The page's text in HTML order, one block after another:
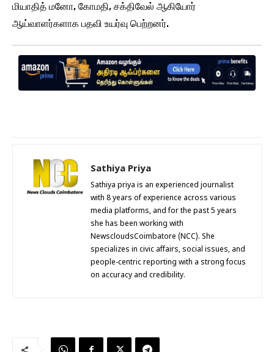
மியாதித் மனோ, கோமதி, சக்திவேல் ஆகியோர்
ஆய்வாளர்களாக பதவி உயர்வு பெற்றனர்.
Sathiya Priya
Sathiya priya is an experienced journalist
with 8 years of experience across various
media platforms, and for the past 5 years
she has been working with
NewscloudsCoimbatore (NCC). She
specializes in civic affairs, social issues, and
people-centric reporting with a strong focus
on accuracy and credibility.